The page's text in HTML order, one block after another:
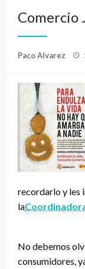
Comercio
Paco Alvarez
recordarlo y les
la
No debemos
consumidores,